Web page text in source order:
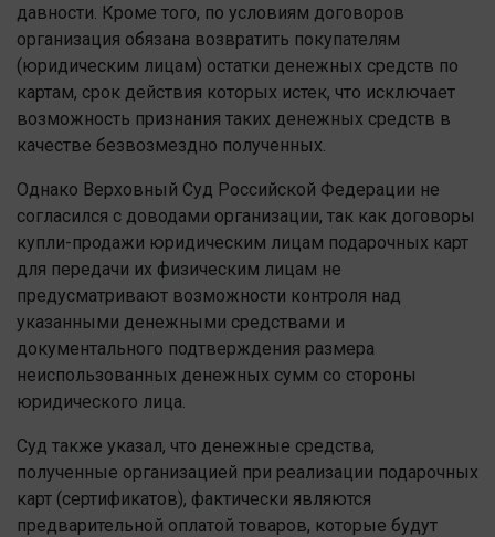
давности. Кроме того, по условиям договоров
организация обязана возвратить покупателям
(юридическим лицам) остатки денежных средств по
картам, срок действия которых истек, что исключает
возможность признания таких денежных средств в
качестве безвозмездно полученных.
Однако Верховный Суд Российской Федерации не
согласился с доводами организации, так как договоры
купли-продажи юридическим лицам подарочных карт
для передачи их физическим лицам не
предусматривают возможности контроля над
указанными денежными средствами и
документального подтверждения размера
неиспользованных денежных сумм со стороны
юридического лица.
Суд также указал, что денежные средства,
полученные организацией при реализации подарочных
карт (сертификатов), фактически являются
предварительной оплатой товаров, которые будут